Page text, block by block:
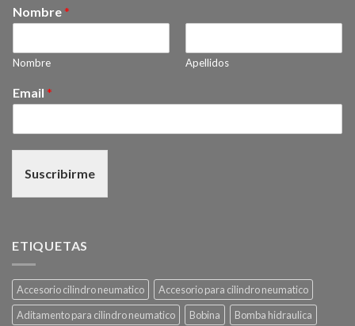
Nombre *
Nombre Apellidos
Email *
Suscribirme
ETIQUETAS
Accesorio cilindro neumatico
Accesorio para cilindro neumatico
Aditamento para cilindro neumatico
Bobina
Bomba hidraulica